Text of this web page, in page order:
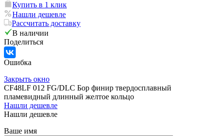
Купить в 1 клик
Нашли дешевле
Рассчитать доставку
В наличии
Поделиться
Ошибка
Закрыть окно
CF48LF 012 FG/DLC Бор финир твердосплавный
пламевидный длинный желтое кольцо
Нашли дешевле
Нашли дешевле
Ваше имя